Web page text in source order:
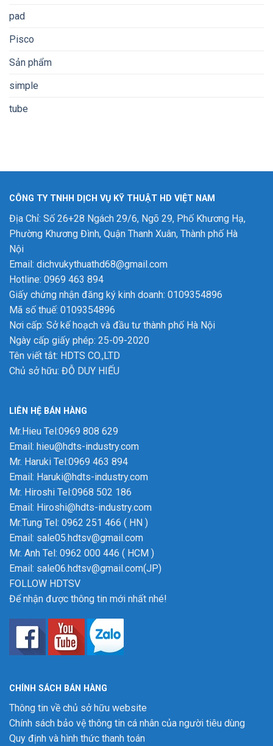
pad
Pisco
Sản phẩm
simple
tube
CÔNG TY TNHH DỊCH VỤ KỸ THUẬT HD VIỆT NAM
Địa Chỉ: Số 26+28 Ngách 29/6, Ngõ 29, Phố Khương Hạ,
Phường Khương Đình, Quận Thanh Xuân, Thành phố Hà
Nội
Email: dichvukythuathd68@gmail.com
Hotline: 0969 463 894
Giấy chứng nhận đăng ký kinh doanh: 0109354896
Mã số thuế: 0109354896
Nơi cấp: Sở kế hoạch và đầu tư thành phố Hà Nội
Ngày cấp giấy phép: 25-09-2020
Tên viết tắt: HDTS CO.,LTD
Chủ sở hữu: ĐỖ DUY HIẾU
LIÊN HỆ BÁN HÀNG
Mr.Hieu Tel:0969 808 629
Email: hieu@hdts-industry.com
Mr. Haruki Tel:0969 463 894
Email: Haruki@hdts-industry.com
Mr. Hiroshi Tel:0968 502 186
Email: Hiroshi@hdts-industry.com
Mr.Tung Tel: 0962 251 466 ( HN )
Email: sale05.hdtsv@gmail.com
Mr. Anh Tel: 0962 000 446 ( HCM )
Email: sale06.hdtsv@gmail.com(JP)
FOLLOW HDTSV
Để nhận được thông tin mới nhất nhé!
CHÍNH SÁCH BÁN HÀNG
Thông tin về chủ sở hữu website
Chính sách bảo vệ thông tin cá nhân của người tiêu dùng
Quy định và hình thức thanh toán